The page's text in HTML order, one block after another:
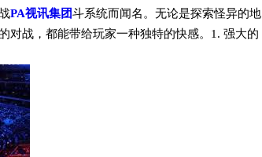
PA视讯集团斗系统而闻名。无论是探索怪异的地
对战，都能带给玩家一种独特的快感。1. 强大的